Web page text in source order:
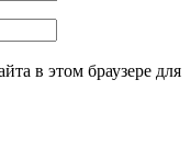
в этом браузере для